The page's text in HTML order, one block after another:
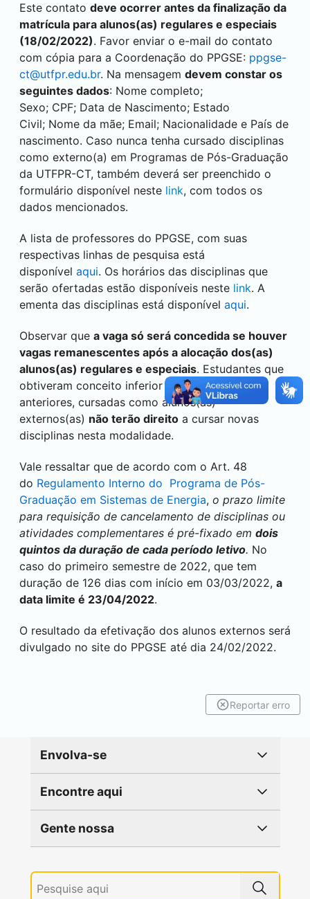
Este contato deve ocorrer antes da finalização da
matrícula para alunos(as) regulares e especiais
(18/02/2022). Favor enviar o e-mail do contato
com cópia para a Coordenação do PPGSE: ppgse-
ct@utfpr.edu.br. Na mensagem devem constar os
seguintes dados: Nome completo;
Sexo; CPF; Data de Nascimento; Estado
Civil; Nome da mãe; Email; Nacionalidade e País de
nascimento. Caso nunca tenha cursado disciplinas
como externo(a) em Programas de Pós-Graduação
da UTFPR-CT, também deverá ser preenchido o
formulário disponível neste link, com todos os
dados mencionados.
A lista de professores do PPGSE, com suas
respectivas linhas de pesquisa está
disponível aqui. Os horários das disciplinas que
serão ofertadas estão disponíveis neste link. A
ementa das disciplinas está disponível aqui.
Observar que a vaga só será concedida se houver
vagas remanescentes após a alocação dos(as)
alunos(as) regulares e especiais. Estudantes que
obtiveram conceito inferior a C em disciplinas
anteriores, cursadas como alunos(as)
externos(as) não terão direito a cursar novas
disciplinas nesta modalidade.
Vale ressaltar que de acordo com o Art. 48
do Regulamento Interno do Programa de Pós-
Graduação em Sistemas de Energia, o prazo limite
para requisição de cancelamento de disciplinas ou
atividades complementares é pré-fixado em dois
quintos da duração de cada período letivo. No
caso do primeiro semestre de 2022, que tem
duração de 126 dias com início em 03/03/2022, a
data limite é 23/04/2022.
O resultado da efetivação dos alunos externos será
divulgado no site do PPGSE até dia 24/02/2022.
Reportar erro
Envolva-se
Encontre aqui
Gente nossa